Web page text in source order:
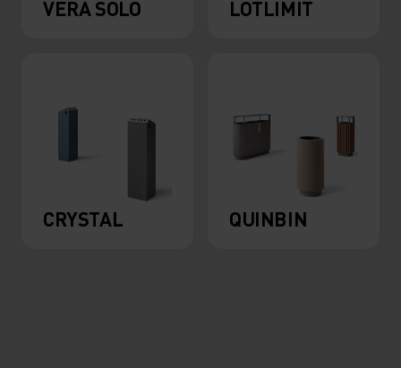
VERA SOLO LOTLIMIT
CRYSTAL QUINBIN